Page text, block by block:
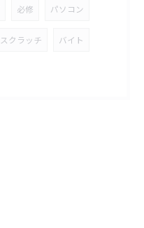
必修 パソコン
スクラッチ バイト